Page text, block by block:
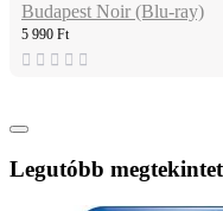
Budapest Noir (Blu-ray)
5 990 Ft
Legutóbb